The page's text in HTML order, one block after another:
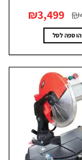
₪הנוכחי
הוא:
₪3,499.